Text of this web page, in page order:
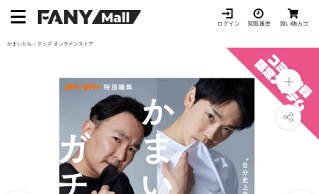
ッ
ログイン 閲覧履歴 買い物カゴ
かまいたち - グッズ オンラインストア